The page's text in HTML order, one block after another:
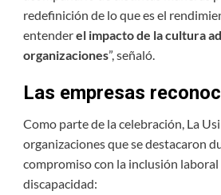
redefinición de lo que es el
entenderel impacto de la cultura
organizaciones”, señaló.
Las empresas
Como parte de la celebración, La
organizaciones que se destacaron
compromiso con la inclusión laboral
discapacidad: